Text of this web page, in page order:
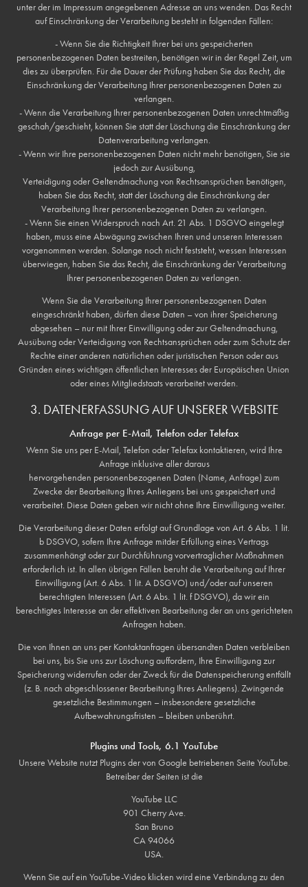
unter der im Impressum angegebenen Adresse an uns wenden. Das Recht
auf Einschränkung der Verarbeitung besteht in folgenden Fällen:
- Wenn Sie die Richtigkeit Ihrer bei uns gespeicherten
personenbezogenen Daten bestreiten, benötigen wir in der Regel Zeit, um
dies zu überprüfen. Für die Dauer der Prüfung haben Sie das Recht, die
Einschränkung der Verarbeitung Ihrer personenbezogenen Daten zu
verlangen.
- Wenn die Verarbeitung Ihrer personenbezogenen Daten unrechtmäßig
geschah/geschieht, können Sie statt der Löschung die Einschränkung der
Datenverarbeitung verlangen.
- Wenn wir Ihre personenbezogenen Daten nicht mehr benötigen, Sie sie
jedoch zur Ausübung,
Verteidigung oder Geltendmachung von Rechtsansprüchen benötigen,
haben Sie das Recht, statt der Löschung die Einschränkung der
Verarbeitung Ihrer personenbezogenen Daten zu verlangen.
- Wenn Sie einen Widerspruch nach Art. 21 Abs. 1 DSGVO eingelegt
haben, muss eine Abwägung zwischen Ihren und unseren Interessen
vorgenommen werden. Solange noch nicht feststeht, wessen Interessen
überwiegen, haben Sie das Recht, die Einschränkung der Verarbeitung
Ihrer personenbezogenen Daten zu verlangen.
Wenn Sie die Verarbeitung Ihrer personenbezogenen Daten
eingeschränkt haben, dürfen diese Daten – von ihrer Speicherung
abgesehen – nur mit Ihrer Einwilligung oder zur Geltendmachung,
Ausübung oder Verteidigung von Rechtsansprüchen oder zum Schutz der
Rechte einer anderen natürlichen oder juristischen Person oder aus
Gründen eines wichtigen öffentlichen Interesses der Europäischen Union
oder eines Mitgliedstaats verarbeitet werden.
3. DATENERFASSUNG AUF UNSERER WEBSITE
Anfrage per E-Mail, Telefon oder Telefax
Wenn Sie uns per E-Mail, Telefon oder Telefax kontaktieren, wird Ihre
Anfrage inklusive aller daraus
hervorgehenden personenbezogenen Daten (Name, Anfrage) zum
Zwecke der Bearbeitung Ihres Anliegens bei uns gespeichert und
verarbeitet. Diese Daten geben wir nicht ohne Ihre Einwilligung weiter.
Die Verarbeitung dieser Daten erfolgt auf Grundlage von Art. 6 Abs. 1 lit.
b DSGVO, sofern Ihre Anfrage mitder Erfüllung eines Vertrags
zusammenhängt oder zur Durchführung vorvertraglicher Maßnahmen
erforderlich ist. In allen übrigen Fällen beruht die Verarbeitung auf Ihrer
Einwilligung (Art. 6 Abs. 1 lit. A DSGVO) und/oder auf unseren
berechtigten Interessen (Art. 6 Abs. 1 lit. f DSGVO), da wir ein
berechtigtes Interesse an der effektiven Bearbeitung der an uns gerichteten
Anfragen haben.
Die von Ihnen an uns per Kontaktanfragen übersandten Daten verbleiben
bei uns, bis Sie uns zur Löschung auffordern, Ihre Einwilligung zur
Speicherung widerrufen oder der Zweck für die Datenspeicherung entfällt
(z. B. nach abgeschlossener Bearbeitung Ihres Anliegens). Zwingende
gesetzliche Bestimmungen – insbesondere gesetzliche
Aufbewahrungsfristen – bleiben unberührt.
Plugins und Tools, 6.1 YouTube
Unsere Website nutzt Plugins der von Google betriebenen Seite YouTube.
Betreiber der Seiten ist die
YouTube LLC
901 Cherry Ave.
San Bruno
CA 94066
USA.
Wenn Sie auf ein YouTube-Video klicken wird eine Verbindung zu den